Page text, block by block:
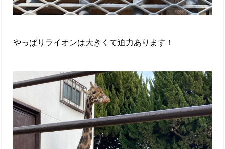
やっぱりライオンは大きくて迫力あります！